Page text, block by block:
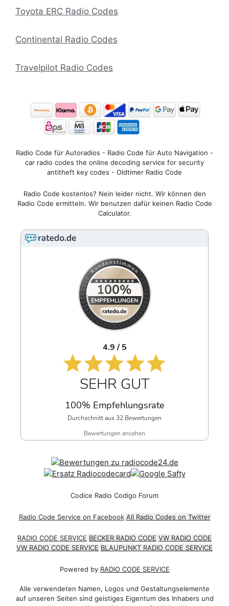
Toyota ERC Radio Codes
Continental Radio Codes
Travelpilot Radio Codes
Radio Code für Autoradios - Radio Code für Auto Navigation -
car radio codes the online decoding service for security
antitheft key codes - Oldtimer Radio Code
Radio Code kostenlos? Nein leider nicht. Wir können den
Radio Code ermitteln. Wir benutzen dafür keinen Radio Code
Calculator.
4.9 / 5
SEHR GUT
100% Empfehlungsrate
Durchschnitt aus 32 Bewertungen
Bewertungen ansehen
Codice Radio Codigo Forum
Radio Code Service on Facebook All Radio Codes on Twitter
RADIO CODE SERVICE BECKER RADIO CODE VW RADIO CODE
VW RADIO CODE SERVICE BLAUPUNKT RADIO CODE SERVICE
Powered by RADIO CODE SERVICE
Alle verwendeten Namen, Logos und Gestaltungselemente
auf unseren Seiten sind geistiges Eigentum des Inhabers und